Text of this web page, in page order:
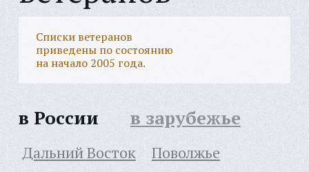
Списки ветеранов
приведены по состоянию
на начало 2005 года.
в России в зарубежье
Дальний Восток
Поволжье